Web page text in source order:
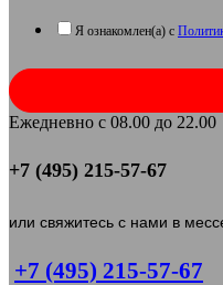
Я ознакомлен(а) с
Ежедневно с 08.00 до 22.00
+7 (495) 215-57-67
или свяжитесь с нами в
+7 (495) 215-57-67